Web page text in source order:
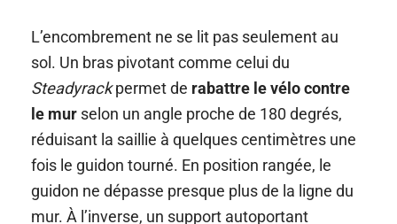
L’encombrement ne se lit pas seulement au
sol. Un bras pivotant comme celui du
Steadyrackpermet de rabattre le vélo contre
le mur selon un angle proche de 180 degrés,
réduisant la saillie à quelques centimètres une
fois le guidon tourné. En position rangée, le
guidon ne dépasse presque plus de la ligne du
mur. À l’inverse, un support autoportant